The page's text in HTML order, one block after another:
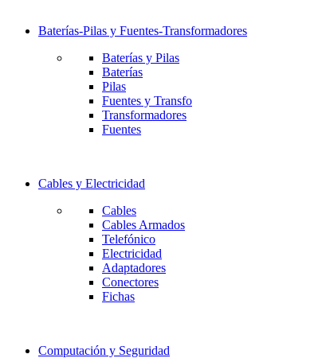
Baterías-Pilas y Fuentes-Transformadores
Baterías y Pilas
Baterías
Pilas
Fuentes y Transfo
Transformadores
Fuentes
Cables y Electricidad
Cables
Cables Armados
Telefónico
Electricidad
Adaptadores
Conectores
Fichas
Computación y Seguridad